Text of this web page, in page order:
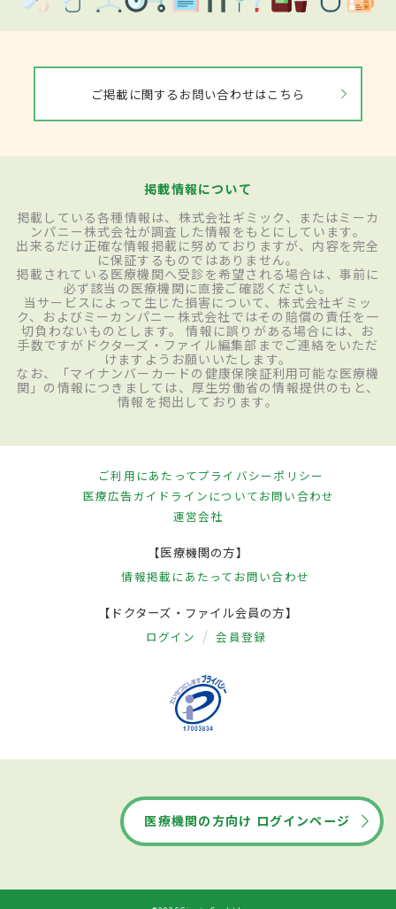
ご掲載に関するお問い合わせはこちら
掲載情報について
掲載している各種情報は、株式会社ギミック、またはミーカ
ンパニー株式会社が調査した情報をもとにしています。
出来るだけ正確な情報掲載に努めておりますが、内容を完全
に保証するものではありません。
掲載されている医療機関へ受診を希望される場合は、事前に
必ず該当の医療機関に直接ご確認ください。
当サービスによって生じた損害について、株式会社ギミッ
ク、およびミーカンパニー株式会社ではその賠償の責任を一
切負わないものとします。 情報に誤りがある場合には、お
手数ですがドクターズ・ファイル編集部までご連絡をいただ
けますようお願いいたします。
なお、「マイナンバーカードの健康保険証利用可能な医療機
関」の情報につきましては、厚生労働省の情報提供のもと、
情報を掲出しております。
ご利用にあたってプライバシーポリシー
医療広告ガイドラインについてお問い合わせ
運営会社
【医療機関の方】
情報掲載にあたって お問い合わせ
【ドクターズ・ファイル会員の方】
ログイン 会員登録
医療機関の方向け ログインページ